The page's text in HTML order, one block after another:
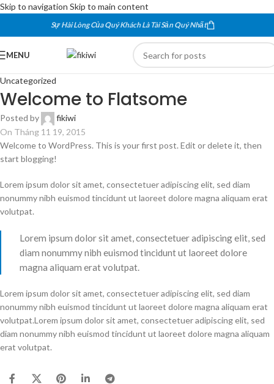
Skip to navigation Skip to main content
Sự Hài Lòng Của Quý Khách Là Tài Sản Quý Nhất
MENU
Uncategorized
Welcome to Flatsome
Posted by
fikiwi
On Tháng 11 19, 2015
Welcome to WordPress. This is your first post. Edit or delete it, then
start blogging!
Lorem ipsum dolor sit amet, consectetuer adipiscing elit, sed diam
nonummy nibh euismod tincidunt ut laoreet dolore magna aliquam erat
volutpat.
Lorem ipsum dolor sit amet, consectetuer adipiscing elit, sed
diam nonummy nibh euismod tincidunt ut laoreet dolore
magna aliquam erat volutpat.
Lorem ipsum dolor sit amet, consectetuer adipiscing elit, sed diam
nonummy nibh euismod tincidunt ut laoreet dolore magna aliquam erat
volutpat.Lorem ipsum dolor sit amet, consectetuer adipiscing elit, sed
diam nonummy nibh euismod tincidunt ut laoreet dolore magna aliquam
erat volutpat.